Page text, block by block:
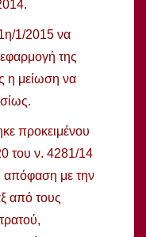
1/2015 να
της
η μείωση να
προκειμένου
του ν. 4281/14
απόφαση με την
από τους